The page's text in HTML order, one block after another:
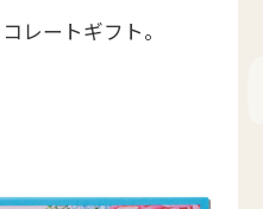
レートギフト。